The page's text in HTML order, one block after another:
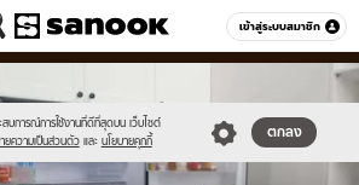
เข้าสู่ระบบสมาชิก
หมวดอื่นๆ
สบการณ์การใช้งานที่ดีที่สุดบน เว็บไซต์
ยความเป็นส่วนตัว และ นโยบายคุกกี้
ตกลง
1962/9810482/newnewnewnewnewnewnew-